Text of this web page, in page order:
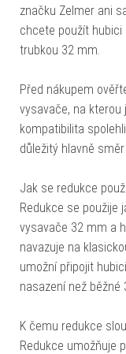
značku Zelmer ani
chcete použít hubici
trubkou 32 mm.
Před nákupem
vysavače, na kterou
kompatibilita
důležitý hlavně
Jak se redukce
Redukce se použije
vysavače 32 mm a
navazuje na
umožní připojit
nasazení než běžné
K čemu redukce
Redukce umožňuje